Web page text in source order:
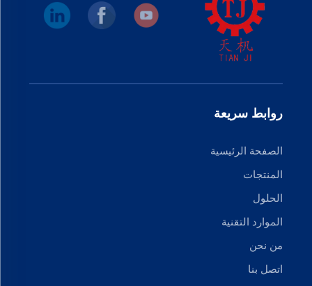
روابط سريعة
الصفحة الرئيسية
المنتجات
الحلول
الموارد التقنية
من نحن
اتصل بنا